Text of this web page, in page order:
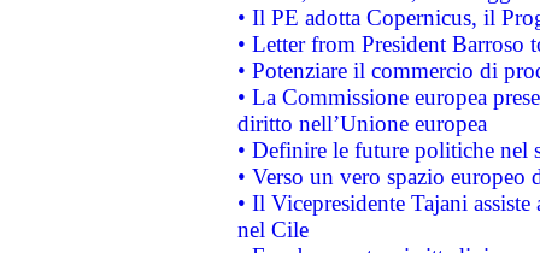
• Il PE adotta Copernicus, il
• Letter from President Barroso
• Potenziare il commercio di
• La Commissione europea
diritto nell’Unione europea
• Definire le future politiche nel
• Verso un vero spazio
• Il Vicepresidente Tajani
nel Cile